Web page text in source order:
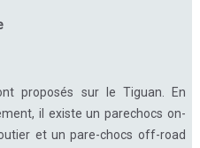
proposés sur le Tiguan. En
il existe un parechocs on-
et un pare-chocs off-road